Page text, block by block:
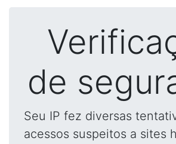
de
Seu IP fez diversas
acessos suspeitos a sites